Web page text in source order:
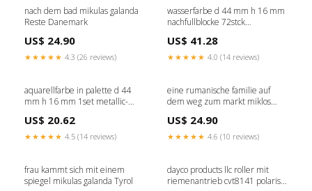
nach dem bad mikulas galanda
Reste Danemark
US$ 24.90
★★★★★ 4.3 (26 reviews)
wasserfarbe d 44 mm h 16 mm
nachfullblocke 72stck
US$ 41.28
★★★★★ 4.0 (14 reviews)
aquarellfarbe in palette d 44
mm h 16 mm 1set metallic-
US$ 20.62
★★★★★ 4.5 (14 reviews)
eine rumanische familie auf
dem weg zum markt miklos
US$ 24.90
★★★★★ 4.6 (10 reviews)
frau kammt sich mit einem
spiegel mikulas galanda Tyrol
dayco products llc roller mit
riemenantrieb cvt8141 polaris-